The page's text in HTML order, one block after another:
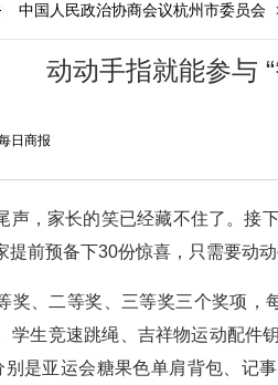
中国人民政治协商会议杭州市委员会
动动手指就能参与
日商报
声，家长的笑已经藏不住了。接
提前预备下30份惊喜，只需要动动
奖、二等奖、三等奖三个奖项，
学生竞速跳绳、吉祥物运动配件
是亚运会糖果色单肩背包、记